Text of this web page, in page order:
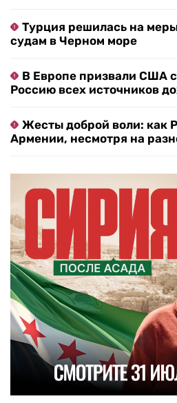
Турция решилась на
судам в Черном море
В Европе призвали США
Россию всех источников
Жесты доброй воли: как
Армении, несмотря на